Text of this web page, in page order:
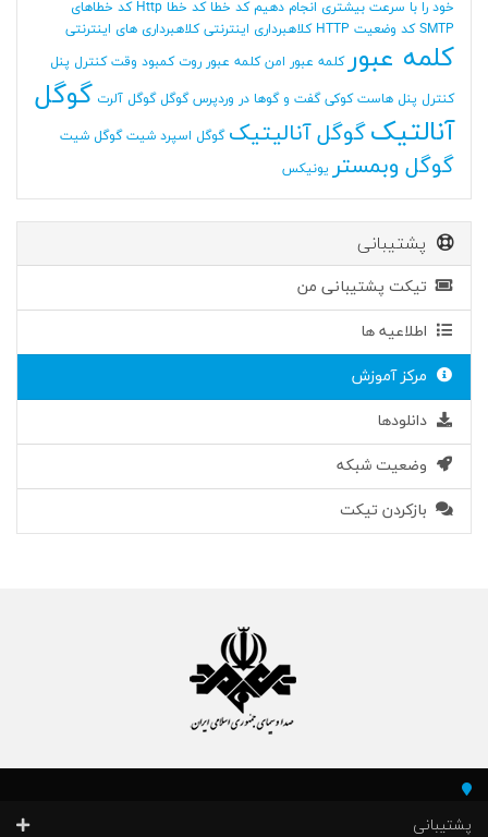
خود را با سرعت بیشتری انجام دهیم کد خطا کد خطا Http
کد خطاهای
SMTP کد وضعیت HTTP کلاهبرداری اینترنتی کلاهبرداری های اینترنتی
کلمه عبور کلمه عبور امن کلمه عبور روت کمبود وقت کنترل پنل
کنترل پنل هاست کوکی گفت و گوها در وردپرس گوگل گوگل آلرت گوگل
آنالتیکگوگل آنالیتیک گوگل اسپرد شیت گوگل شیت
گوگل وبمستر یونیکس
پشتیبانی
تیکت پشتیبانی من
اطلاعیه ها
مرکز آموزش
دانلودها
وضعیت شبکه
بازکردن تیکت
پشتیبانی